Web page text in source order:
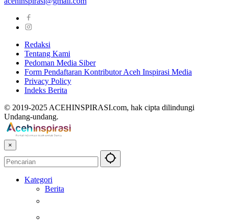
Redaksi
Tentang Kami
Pedoman Media Siber
Form Pendaftaran Kontributor Aceh Inspirasi Media
Privacy Policy
Indeks Berita
© 2019-2025 ACEHINSPIRASI.com, hak cipta dilindungi
Undang-undang.
×
Kategori
Berita